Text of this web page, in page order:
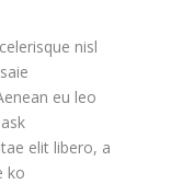
nisl
eu leo
elit libero, a
ko